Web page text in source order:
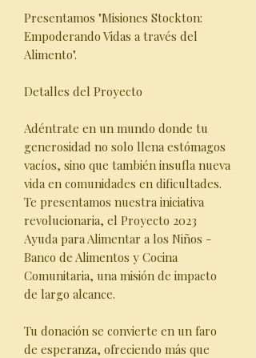
Presentamos "Misiones Stockton:
Empoderando Vidas a través del
Alimento".
Detalles del Proyecto
Adéntrate en un mundo donde tu
generosidad no solo llena estómagos
vacíos, sino que también insufla nueva
vida en comunidades en dificultades.
Te presentamos nuestra iniciativa
revolucionaria, el Proyecto 2023
Ayuda para Alimentar a los Niños -
Banco de Alimentos y Cocina
Comunitaria, una misión de impacto
de largo alcance.
Tu donación se convierte en un faro
de esperanza, ofreciendo más que